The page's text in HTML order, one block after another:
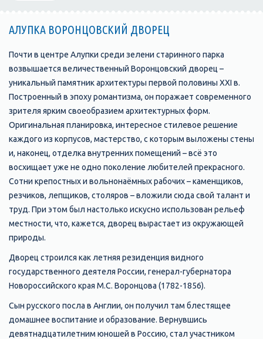
АЛУПКА ВОРОНЦОВСКИЙ ДВОРЕЦ
Почти в центре Алупки среди зелени старинного парка
возвышается величественный Воронцовский дворец –
уникальный памятник архитектуры первой половины XXI в.
Построенный в эпоху романтизма, он поражает современного
зрителя ярким своеобразием архитектурных форм.
Оригинальная планировка, интересное стилевое решение
каждого из корпусов, мастерство, с которым выложены стены
и, наконец, отделка внутренних помещений – всё это
восхищает уже не одно поколение любителей прекрасного.
Сотни крепостных и вольнонаёмных рабочих – каменщиков,
резчиков, лепщиков, столяров – вложили сюда свой талант и
труд. При этом был настолько искусно использован рельеф
местности, что, кажется, дворец вырастает из окружающей
природы.
Дворец строился как летняя резиденция видного
государственного деятеля России, генерал-губернатора
Новороссийского края М.С. Воронцова (1782-1856).
Сын русского посла в Англии, он получил там блестящее
домашнее воспитание и образование. Вернувшись
девятнадцатилетним юношей в Россию, стал участником